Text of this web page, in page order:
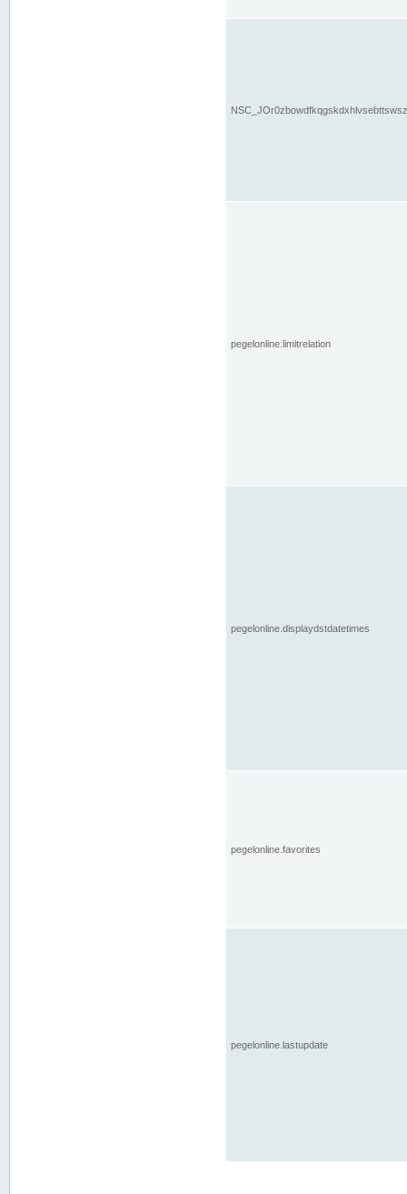
pegelonline.limitrelation
pegelonline.displaydstdatetimes
pegelonline.favorites
pegelonline.lastupdate